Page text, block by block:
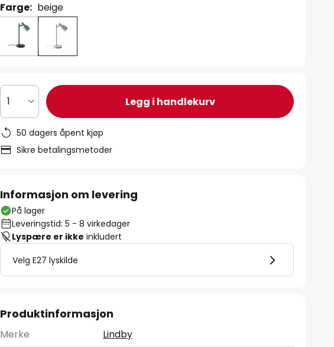
Farge: beige
1 Legg i handlekurv
50 dagers åpent kjøp
Sikre betalingsmetoder
Informasjon om levering
På lager
Leveringstid: 5 - 8 virkedager
Lyspære er ikke inkludert
Velg E27 lyskilde
Produktinformasjon
Merke
Lindby